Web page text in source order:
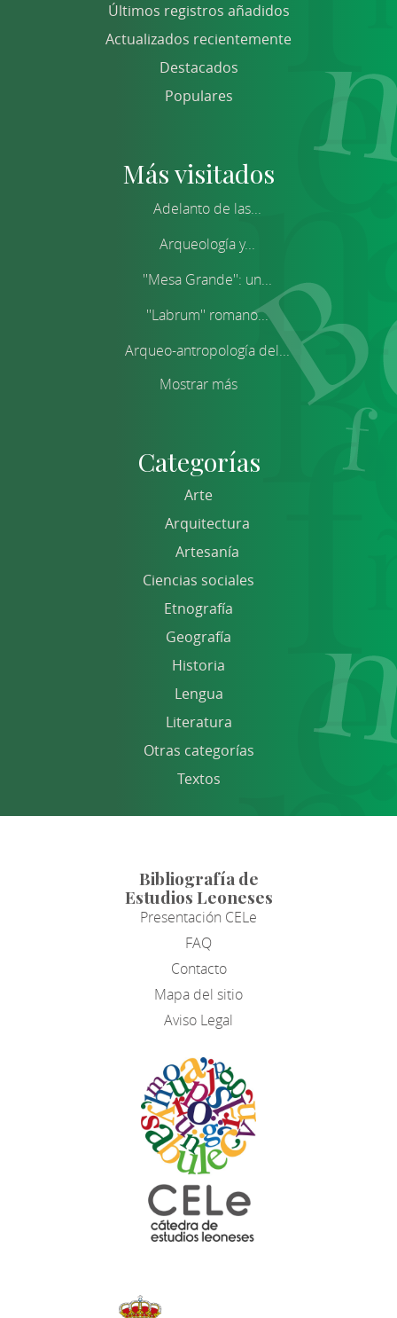
Últimos registros añadidos
Actualizados recientemente
Destacados
Populares
Más visitados
Adelanto de las...
Arqueología y...
''Mesa Grande'': un...
''Labrum'' romano...
Arqueo-antropología del...
Mostrar más
Categorías
Arte
Arquitectura
Artesanía
Ciencias sociales
Etnografía
Geografía
Historia
Lengua
Literatura
Otras categorías
Textos
Bibliografía de
Estudios Leoneses
Presentación CELe
FAQ
Contacto
Mapa del sitio
Aviso Legal